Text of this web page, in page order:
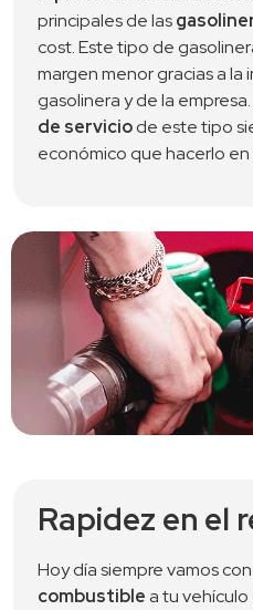
principales de las
cost. Este tipo de
margen menor gracias a la
gasolinera y de la
de servicio de este tipo
económico que hacerlo en
Rapidez en el
combustible a tu vehículo